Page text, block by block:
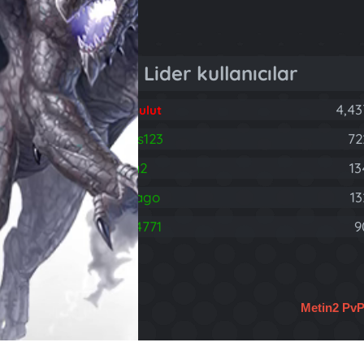
Lider kullanıcılar
Fatih Bulut
B brareis123
rodnia2
H hasdrago
403314771
Metin2 PvP